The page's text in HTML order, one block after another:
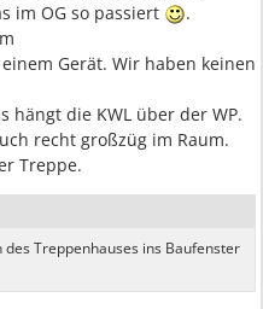
im OG so passiert
.
Gerät. Wir haben keinen
hängt die KWL über der WP.
recht großzüg im Raum.
Treppe.
Treppenhauses ins Baufenster